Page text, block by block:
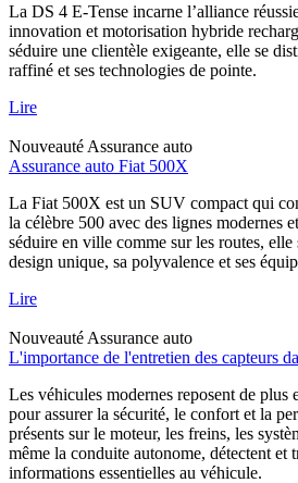
La DS 4 E-Tense incarne l’alliance
innovation et motorisation hybride
séduire une clientèle exigeante, elle se
raffiné et ses technologies de pointe.
Lire
Nouveauté Assurance auto
Assurance auto Fiat 500X
La Fiat 500X est un SUV compact qui
la célèbre 500 avec des lignes modernes
séduire en ville comme sur les routes, elle
design unique, sa polyvalence et ses
Lire
Nouveauté Assurance auto
L'importance de l'entretien des capteurs
Les véhicules modernes reposent de plus
pour assurer la sécurité, le confort et la
présents sur le moteur, les freins, les
même la conduite autonome, détectent et
informations essentielles au véhicule.